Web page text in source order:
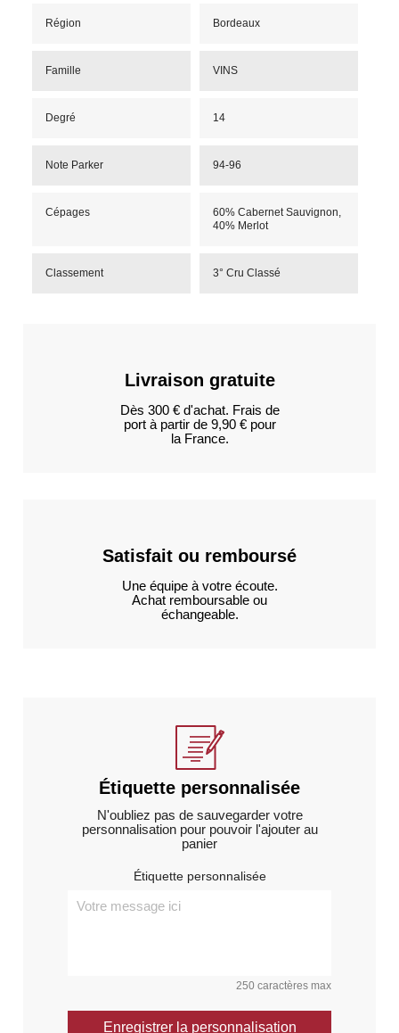
Région Bordeaux
Famille VINS
Degré 14
Note Parker 94-96
Cépages
60% Cabernet Sauvignon,
40% Merlot
Classement 3° Cru Classé
Livraison gratuite
Dès 300 € d'achat. Frais de
port à partir de 9,90 € pour
la France.
Satisfait ou remboursé
Une équipe à votre écoute.
Achat remboursable ou
échangeable.
Étiquette personnalisée
N'oubliez pas de sauvegarder votre
personnalisation pour pouvoir l'ajouter au
panier
Étiquette personnalisée
250 caractères max
Enregistrer la personnalisation